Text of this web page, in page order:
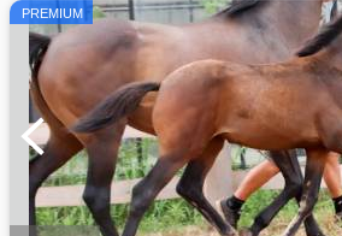
PREMIUM